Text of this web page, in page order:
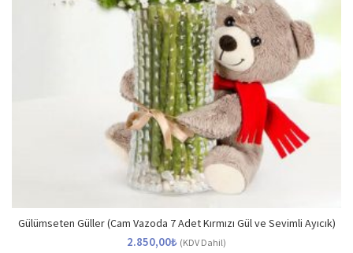
Gülümseten Güller (Cam Vazoda 7 Adet Kırmızı Gül ve Sevimli Ayıcık)
2.850,00₺ (KDV Dahil)